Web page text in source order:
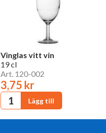
Vinglas vitt vin
19 cl
Art. 120-002
3,75 kr